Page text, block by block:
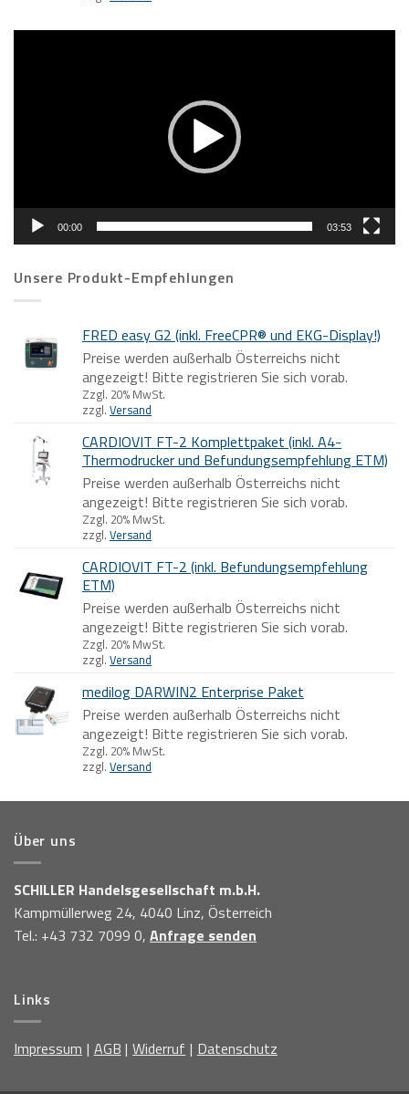
00:00 03:53
Unsere Produkt-Empfehlungen
FRED easy G2 (inkl. FreeCPR® und EKG-Display!)
Preise werden außerhalb Österreichs nicht
angezeigt! Bitte registrieren Sie sich vorab.
Zzgl. 20% MwSt.
zzgl. Versand
CARDIOVIT FT-2 Komplettpaket (inkl. A4-
Thermodrucker und Befundungsempfehlung ETM)
Preise werden außerhalb Österreichs nicht
angezeigt! Bitte registrieren Sie sich vorab.
Zzgl. 20% MwSt.
zzgl. Versand
CARDIOVIT FT-2 (inkl. Befundungsempfehlung
ETM)
Preise werden außerhalb Österreichs nicht
angezeigt! Bitte registrieren Sie sich vorab.
Zzgl. 20% MwSt.
zzgl. Versand
medilog DARWIN2 Enterprise Paket
Preise werden außerhalb Österreichs nicht
angezeigt! Bitte registrieren Sie sich vorab.
Zzgl. 20% MwSt.
zzgl. Versand
Über uns
SCHILLER Handelsgesellschaft m.b.H.
Kampmüllerweg 24, 4040 Linz, Österreich
Tel.: +43 732 7099 0, Anfrage senden
Links
Impressum AGB Widerruf Datenschutz